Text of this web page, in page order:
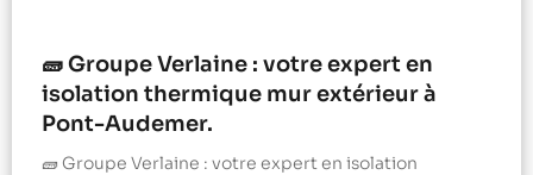
🧱 Groupe Verlaine : votre expert en
isolation thermique mur extérieur à
Pont-Audemer.
🧱 Groupe Verlaine : votre expert en isolation